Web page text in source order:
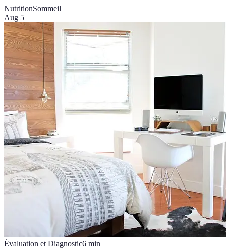
NutritionSommeil
Aug 5
Évaluation et Diagnostic6 min